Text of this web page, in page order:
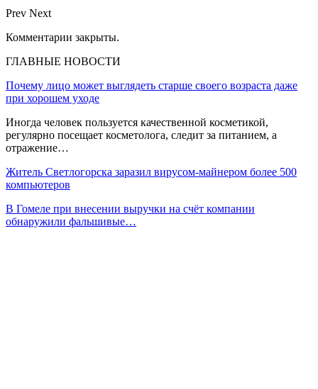
Prev Next
Комментарии закрыты.
ГЛАВНЫЕ НОВОСТИ
Почему лицо может выглядеть старше своего возраста даже
при хорошем уходе
Иногда человек пользуется качественной косметикой,
регулярно посещает косметолога, следит за питанием, а
отражение…
Житель Светлогорска заразил вирусом-майнером более 500
компьютеров
В Гомеле при внесении выручки на счёт компании
обнаружили фальшивые…